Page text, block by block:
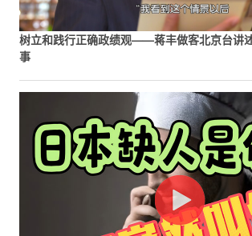
树立和践行正确政绩观——蒋丰做客北京台讲
事